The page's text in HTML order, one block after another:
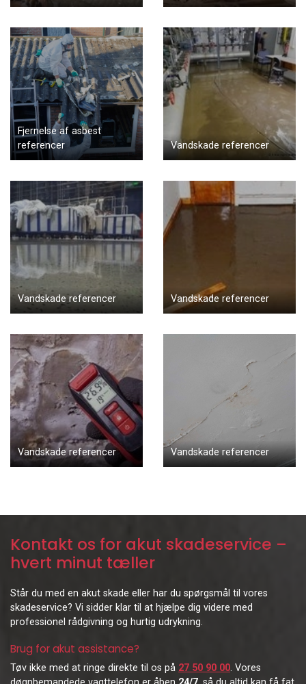
Fjernelse af asbest
referencer
Vandskade referencer
Vandskade referencer Vandskade referencer
Vandskade referencer Vandskade referencer
Kontakt os for akut skadeservice –
hvert minut tæller
Står du med en akut skade eller har du spørgsmål til vores
skadeservice? Vi sidder klar til at hjælpe dig videre med
professionel rådgivning og hurtig udrykning.
Brug for akut assistance?
Tøv ikke med at ringe direkte til os på 27 50 90 00. Vores